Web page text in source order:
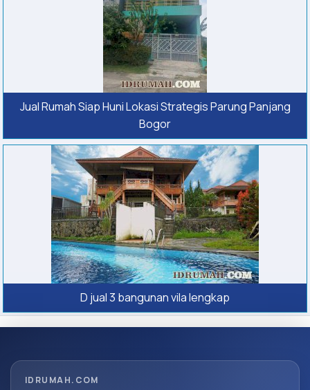
Jual Rumah Siap Huni Lokasi Strategis Parung Panjang
Bogor
D jual 3 bangunan vila lengkap
IDRUMAH.COM